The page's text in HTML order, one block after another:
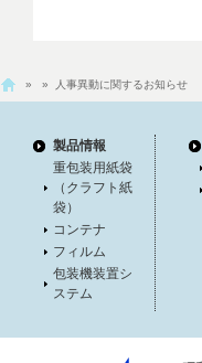
» » 人事異動に関するお知らせ
製品情報
重包装用紙袋
（クラフト紙
袋）
コンテナ
フィルム
包装機装置シ
ステム